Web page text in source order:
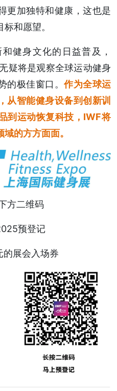
更加独特和健康，这也是
和愿望。
健身文化的日益普及，
疑将是观察全球运动健身
的极佳窗口。作为全球运
从智能健身设备到创新训
到运动恢复科技，IWF将
的方方面面。
方二维码
预登记
展会入场券